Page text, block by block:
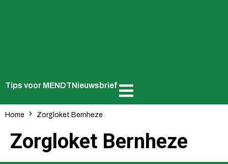
Tips voor MENDTNieuwsbrief
Home Zorgloket Bernheze
Zorgloket Bernheze